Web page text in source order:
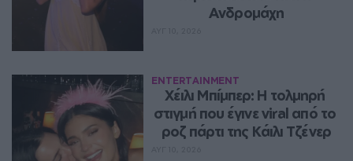
Ανδρομάχη
ENTERTAINMENT
Χέιλι Μπίμπερ: Η τολμηρή
στιγμή που έγινε viral από το
ροζ πάρτι της Κάιλι Τζένερ